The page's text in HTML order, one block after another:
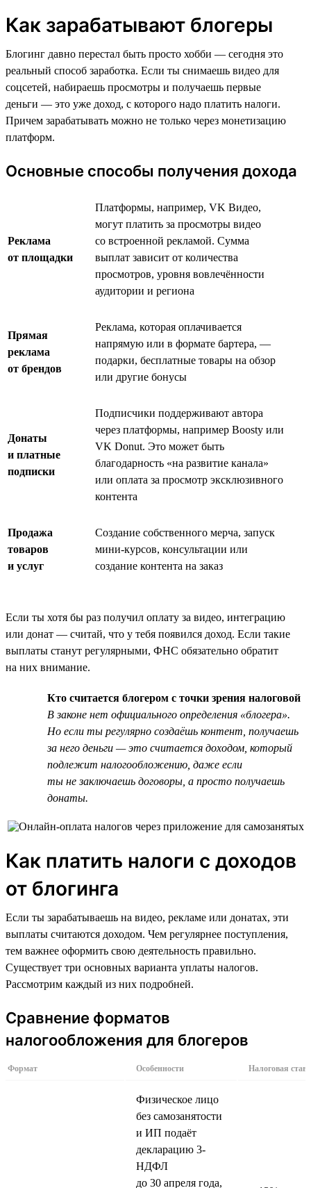
Как зарабатывают блогеры
Блогинг давно перестал быть просто хобби — сегодня это
реальный способ заработка. Если ты снимаешь видео для
соцсетей, набираешь просмотры и получаешь первые
деньги — это уже доход, с которого надо платить налоги.
Причем зарабатывать можно не только через монетизацию
платформ.
Основные способы получения дохода
Реклама
от площадки
Платформы, например, VK Видео,
могут платить за просмотры видео
со встроенной рекламой. Сумма
выплат зависит от количества
просмотров, уровня вовлечённости
аудитории и региона
Прямая
реклама
от брендов
Реклама, которая оплачивается
напрямую или в формате бартера, —
подарки, бесплатные товары на обзор
или другие бонусы
Донаты
и платные
подписки
Подписчики поддерживают автора
через платформы, например Boosty или
VK Donut. Это может быть
благодарность «на развитие канала»
или оплата за просмотр эксклюзивного
контента
Продажа
товаров
и услуг
Создание собственного мерча, запуск
мини-курсов, консультации или
создание контента на заказ
Если ты хотя бы раз получил оплату за видео, интеграцию
или донат — считай, что у тебя появился доход. Если такие
выплаты станут регулярными, ФНС обязательно обратит
на них внимание.
Кто считается блогером с точки зрения налоговой
В законе нет официального определения «блогера».
Но если ты регулярно создаёшь контент, получаешь
за него деньги — это считается доходом, который
подлежит налогообложению, даже если
ты не заключаешь договоры, а просто получаешь
донаты.
Как платить налоги с доходов
от блогинга
Если ты зарабатываешь на видео, рекламе или донатах, эти
выплаты считаются доходом. Чем регулярнее поступления,
тем важнее оформить свою деятельность правильно.
Существует три основных варианта уплаты налогов.
Рассмотрим каждый из них подробней.
Сравнение форматов
налогообложения для блогеров
Формат Особенности Налоговая
Физическое лицо
без самозанятости
и ИП подаёт
декларацию 3-
НДФЛ
до 30 апреля года,